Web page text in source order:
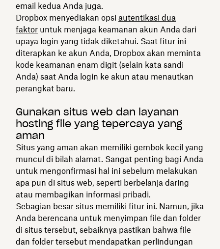
email kedua Anda juga.
Dropbox menyediakan opsi autentikasi dua
faktor untuk menjaga keamanan akun Anda dari
upaya login yang tidak diketahui. Saat fitur ini
diterapkan ke akun Anda, Dropbox akan meminta
kode keamanan enam digit (selain kata sandi
Anda) saat Anda login ke akun atau menautkan
perangkat baru.
Gunakan situs web dan layanan
hosting file yang tepercaya yang
aman
Situs yang aman akan memiliki gembok kecil yang
muncul di bilah alamat. Sangat penting bagi Anda
untuk mengonfirmasi hal ini sebelum melakukan
apa pun di situs web, seperti berbelanja daring
atau membagikan informasi pribadi.
Sebagian besar situs memiliki fitur ini. Namun, jika
Anda berencana untuk menyimpan file dan folder
di situs tersebut, sebaiknya pastikan bahwa file
dan folder tersebut mendapatkan perlindungan